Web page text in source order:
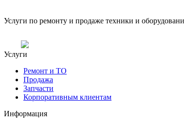
Услуги по ремонту и продаже техники и
Услуги
Ремонт и ТО
Продажа
Запчасти
Корпоративным клиентам
Информация